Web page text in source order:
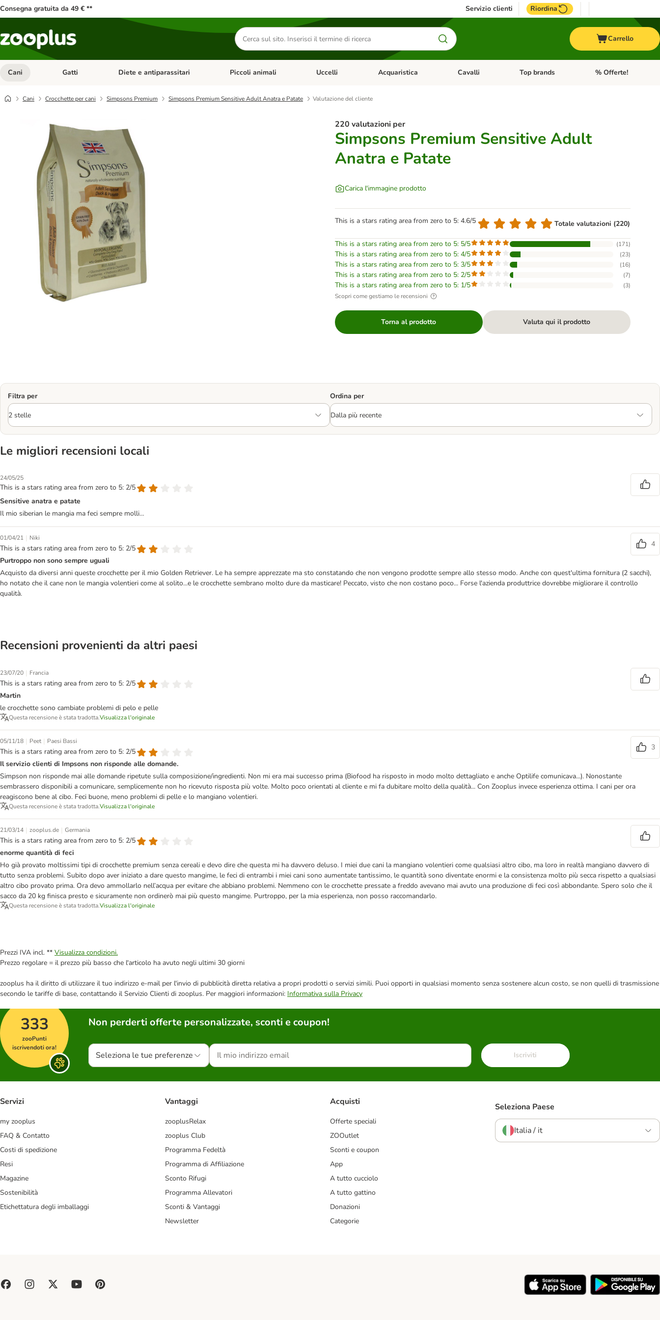
Consegna gratuita da 49 € ** Servizio clienti Riordina
Cerca
prodotti
Carrello
Cani Apri Menu Categoria: Cani
Gatti Apri Menu Categoria: Gatti
Diete e antiparassitari Apri Menu Categoria: Diete e antiparassitari
Piccoli animali Apri Menu Categoria: Piccoli animali
Uccelli Apri Menu Categoria: Uccelli
Acquaristica Apri Menu Categoria: Acquaristica
Cavalli Apri Menu Categoria: Cavalli
Top brands Apri Menu Categoria:
% Offerte!
Cani Crocchette per cani Simpsons Premium Simpsons Premium Sensitive Adult Anatra e Patate Valutazione del cliente
220 valutazioni per
Simpsons Premium Sensitive Adult
Anatra e Patate
Carica l'immagine prodotto
This is a stars rating area from zero to 5: 4.6/5 Totale valutazioni (220)
This is a stars rating area from zero to 5: 5/5 (171)
This is a stars rating area from zero to 5: 4/5 (23)
This is a stars rating area from zero to 5: 3/5 (16)
This is a stars rating area from zero to 5: 2/5 (7)
This is a stars rating area from zero to 5: 1/5 (3)
Scopri come gestiamo le recensioni
Torna al prodotto Valuta qui il prodotto
Filtra per Ordina per
Le migliori recensioni locali
24/05/25
This is a stars rating area from zero to 5: 2/5
Sensitive anatra e patate
Il mio siberian le mangia ma feci sempre molli…
01/04/21 | Niki
This is a stars rating area from zero to 5: 2/5
4
Purtroppo non sono sempre uguali
Acquisto da diversi anni queste crocchette per il mio Golden Retriever. Le ha sempre apprezzate ma sto constatando che non vengono prodotte sempre allo stesso modo. Anche con quest'ultima fornitura (2 sacchi),
ho notato che il cane non le mangia volentieri come al solito...e le crocchette sembrano molto dure da masticare! Peccato, visto che non costano poco... Forse l'azienda produttrice dovrebbe migliorare il controllo
qualità.
Recensioni provenienti da altri paesi
23/07/20 | Francia
This is a stars rating area from zero to 5: 2/5
Martin
le crocchette sono cambiate problemi di pelo e pelle
Questa recensione è stata tradotta.Visualizza l'originale
05/11/18 | Peet | Paesi Bassi
This is a stars rating area from zero to 5: 2/5
3
Il servizio clienti di Impsons non risponde alle domande.
Simpson non risponde mai alle domande ripetute sulla composizione/ingredienti. Non mi era mai successo prima (Biofood ha risposto in modo molto dettagliato e anche Optilife comunicava...). Nonostante
sembrassero disponibili a comunicare, semplicemente non ho ricevuto risposta più volte. Molto poco orientati al cliente e mi fa dubitare molto della qualità... Con Zooplus invece esperienza ottima. I cani per ora
reagiscono bene al cibo. Feci buone, meno problemi di pelle e lo mangiano volentieri.
Questa recensione è stata tradotta.Visualizza l'originale
21/03/14 | zooplus.de | Germania
This is a stars rating area from zero to 5: 2/5
enorme quantità di feci
Ho già provato moltissimi tipi di crocchette premium senza cereali e devo dire che questa mi ha davvero deluso. I miei due cani la mangiano volentieri come qualsiasi altro cibo, ma loro in realtà mangiano davvero di
tutto senza problemi. Subito dopo aver iniziato a dare questo mangime, le feci di entrambi i miei cani sono aumentate tantissimo, le quantità sono diventate enormi e la consistenza molto più secca rispetto a qualsiasi
altro cibo provato prima. Ora devo ammollarlo nell’acqua per evitare che abbiano problemi. Nemmeno con le crocchette pressate a freddo avevano mai avuto una produzione di feci così abbondante. Spero solo che il
sacco da 20 kg finisca presto e sicuramente non ordinerò mai più questo mangime. Purtroppo, per la mia esperienza, non posso raccomandarlo.
Questa recensione è stata tradotta.Visualizza l'originale
Prezzi IVA incl. ** Visualizza condizioni.
Prezzo regolare = il prezzo più basso che l'articolo ha avuto negli ultimi 30 giorni
zooplus ha il diritto di utilizzare il tuo indirizzo e-mail per l'invio di pubblicità diretta relativa a propri prodotti o servizi simili. Puoi opporti in qualsiasi momento senza sostenere alcun costo, se non quelli di trasmissione
secondo le tariffe di base, contattando il Servizio Clienti di zooplus. Per maggiori informazioni: Informativa sulla Privacy
333
zooPunti
iscrivendoti ora!
Non perderti offerte personalizzate, sconti e coupon!
Seleziona le tue preferenze Iscriviti
Servizi
my zooplus
FAQ & Contatto
Costi di spedizione
Resi
Magazine
Sostenibilità
Etichettatura degli imballaggi
Vantaggi
zooplusRelax
zooplus Club
Programma Fedeltà
Programma di Affiliazione
Sconto Rifugi
Programma Allevatori
Sconti & Vantaggi
Newsletter
Acquisti
Offerte speciali
ZOOutlet
Sconti e coupon
App
A tutto cucciolo
A tutto gattino
Donazioni
Categorie
Seleziona Paese
Italia / it